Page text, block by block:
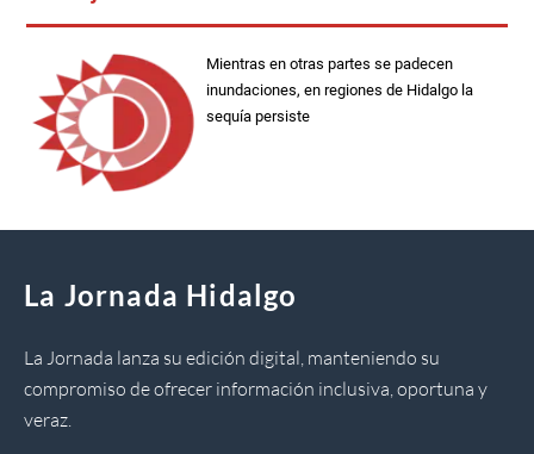
Mientras en otras partes se padecen
inundaciones, en regiones de Hidalgo la
sequía persiste
La Jornada Hidalgo
La Jornada lanza su edición digital, manteniendo su
compromiso de ofrecer información inclusiva, oportuna y
veraz.